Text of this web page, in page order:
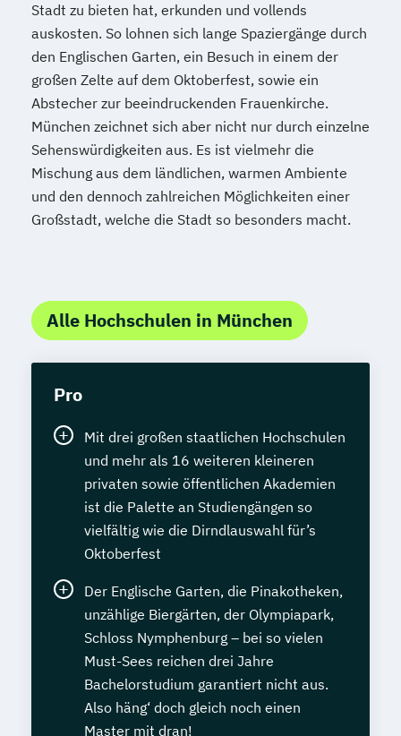
Stadt zu bieten hat, erkunden und vollends
auskosten. So lohnen sich lange Spaziergänge durch
den Englischen Garten, ein Besuch in einem der
großen Zelte auf dem Oktoberfest, sowie ein
Abstecher zur beeindruckenden Frauenkirche.
München zeichnet sich aber nicht nur durch einzelne
Sehenswürdigkeiten aus. Es ist vielmehr die
Mischung aus dem ländlichen, warmen Ambiente
und den dennoch zahlreichen Möglichkeiten einer
Großstadt, welche die Stadt so besonders macht.
Alle Hochschulen in München
Pro
Mit drei großen staatlichen Hochschulen
und mehr als 16 weiteren kleineren
privaten sowie öffentlichen Akademien
ist die Palette an Studiengängen so
vielfältig wie die Dirndlauswahl für’s
Oktoberfest
Der Englische Garten, die Pinakotheken,
unzählige Biergärten, der Olympiapark,
Schloss Nymphenburg – bei so vielen
Must-Sees reichen drei Jahre
Bachelorstudium garantiert nicht aus.
Also häng‘ doch gleich noch einen
Master mit dran!